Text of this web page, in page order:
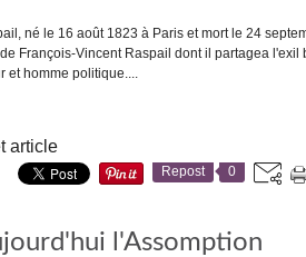
né le 16 août 1823 à Paris et mort le 24
François-Vincent Raspail dont il partagea
et homme politique....
article
Repost 0
l'Assomption